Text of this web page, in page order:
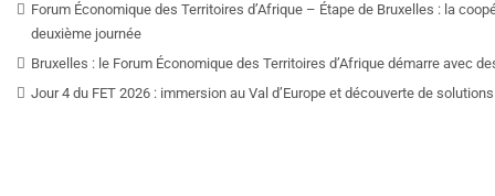
Forum Économique des Territoires d’Afrique – Étape de Bruxelles : la
deuxième journée
Bruxelles : le Forum Économique des Territoires d’Afrique démarre avec
Jour 4 du FET 2026 : immersion au Val d’Europe et découverte de